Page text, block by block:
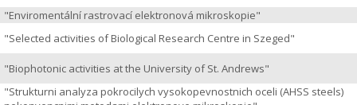
"Enviromentální rastrovací elektronová mikroskopie"
"Selected activities of Biological Research Centre in Szeged"
"Biophotonic activities at the University of St. Andrews"
"Strukturni analyza pokrocilych vysokopevnostnich oceli (AHSS steels)